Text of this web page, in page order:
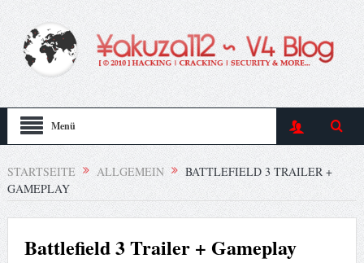
Menü
STARTSEITE ALLGEMEIN
BATTLEFIELD 3 TRAILER +
GAMEPLAY
Battlefield 3 Trailer + Gameplay